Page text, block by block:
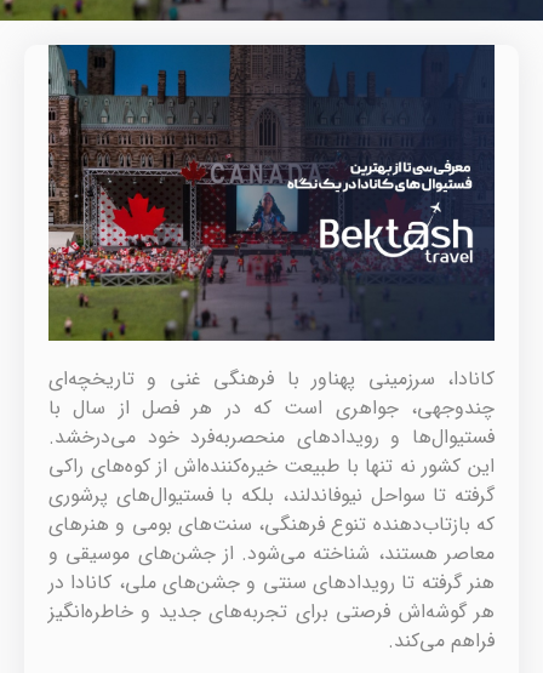
کانادا، سرزمینی پهناور با فرهنگی غنی و تاریخچه‌ای
چندوجهی، جواهری است که در هر فصل از سال با
فستیوال‌ها و رویدادهای منحصربه‌فرد خود می‌درخشد.
این کشور نه تنها با طبیعت خیره‌کننده‌اش از کوه‌های راکی
گرفته تا سواحل نیوفاندلند، بلکه با فستیوال‌های پرشوری
که بازتاب‌دهنده تنوع فرهنگی، سنت‌های بومی و هنرهای
معاصر هستند، شناخته می‌شود. از جشن‌های موسیقی و
هنر گرفته تا رویدادهای سنتی و جشن‌های ملی، کانادا در
هر گوشه‌اش فرصتی برای تجربه‌های جدید و خاطره‌انگیز
فراهم می‌کند.